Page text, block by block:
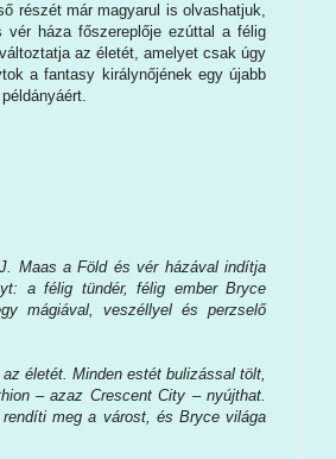
részét már magyarul is olvashatjuk,
vér háza főszereplője ezúttal a félig
az életét, amelyet csak úgy
a fantasy királynőjének egy újabb
Maas a Föld és vér házával indítja
a félig tündér, félig ember Bryce
mágiával, veszéllyel és perzselő
életét. Minden estét bulizással tölt,
– azaz Crescent City – nyújthat.
meg a várost, és Bryce világa